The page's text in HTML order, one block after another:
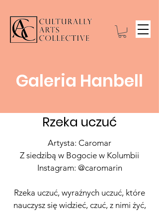
Galeria Hanbell
Rzeka uczuć
Artysta: Caromar
Z siedzibą w Bogocie w Kolumbii
Instagram: @caromarin
Rzeka uczuć, wyraźnych uczuć, które
nauczysz się widzieć, czuć, z nimi żyć,